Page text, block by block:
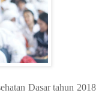
Dasar tahun 2018